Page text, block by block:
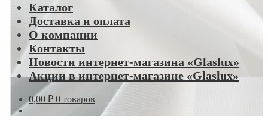
Каталог
Доставка и оплата
О компании
Контакты
Новости интернет-магазина «Glaslux»
Акции в интернет-магазине «Glaslux»
0,00 ₽ 0 товаров